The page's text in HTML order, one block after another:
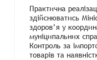
Практична
здійснюватись
здоров’я у
муніципальних
Контроль за
товарів та